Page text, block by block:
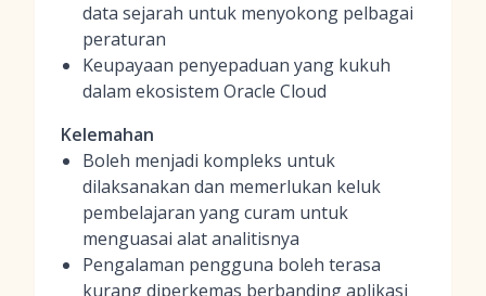
data sejarah untuk menyokong pelbagai
peraturan
Keupayaan penyepaduan yang kukuh
dalam ekosistem Oracle Cloud
Kelemahan
Boleh menjadi kompleks untuk
dilaksanakan dan memerlukan keluk
pembelajaran yang curam untuk
menguasai alat analitisnya
Pengalaman pengguna boleh terasa
kurang diperkemas berbanding aplikasi